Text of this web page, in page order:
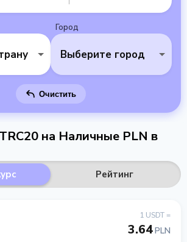
Город
Выберите город
Очистить
на Наличные PLN в
Рейтинг
1 USDT =
3.64PLN